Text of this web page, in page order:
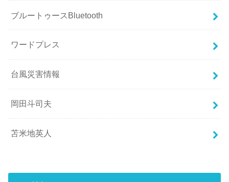
ブルートゥースBluetooth
ワードプレス
台風災害情報
岡田斗司夫
苫米地英人